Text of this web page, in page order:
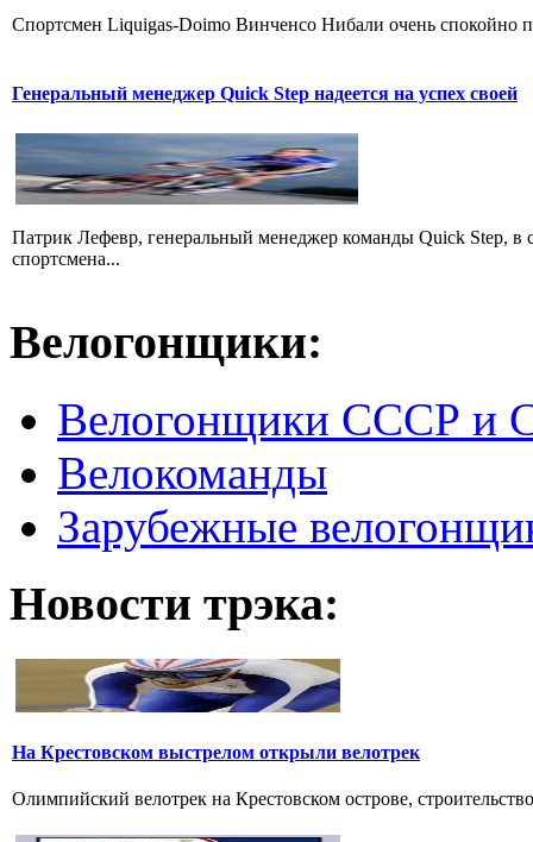
Cпортсмен Liquigas-Doimo Винченсо Нибали очень спокойно
Генеральный менеджер Quick Step надеется на успех своей
Патрик Лефевр, генеральный менеджер команды Quick Step, в
спортсмена...
Велогонщики:
Велогонщики СССР и
Велокоманды
Зарубежные
Новости трэка:
На Крестовском выстрелом открыли велотрек
Олимпийский велотрек на Крестовском острове,